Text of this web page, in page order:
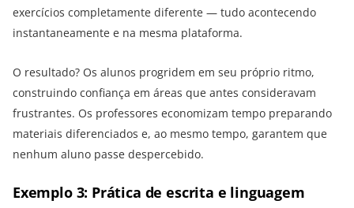
exercícios completamente diferente — tudo acontecendo
instantaneamente e na mesma plataforma.
O resultado? Os alunos progridem em seu próprio ritmo,
construindo confiança em áreas que antes consideravam
frustrantes. Os professores economizam tempo preparando
materiais diferenciados e, ao mesmo tempo, garantem que
nenhum aluno passe despercebido.
Exemplo 3: Prática de escrita e linguagem